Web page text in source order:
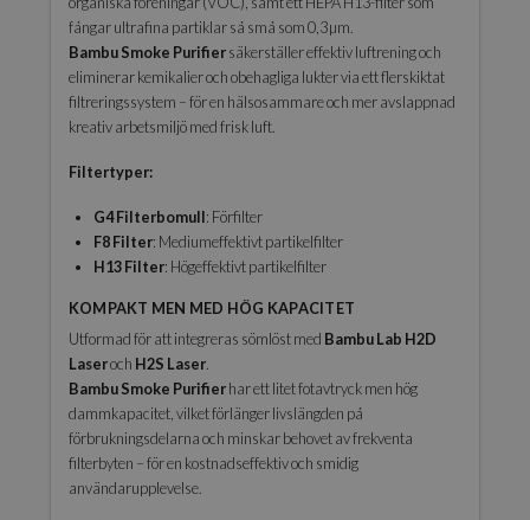
fångar ultrafina partiklar så små som 0,3 µm.
Bambu Smoke Purifiersäkerställer effektiv luftrening och
eliminerar kemikalier och obehagliga lukter via ett flerskiktat
filtreringssystem – för en hälsosammare och mer avslappnad
kreativ arbetsmiljö med frisk luft.
Filtertyper:
G4 Filterbomull: Förfilter
F8 Filter: Mediumeffektivt partikelfilter
H13 Filter: Högeffektivt partikelfilter
KOMPAKT MEN MED HÖG KAPACITET
Utformad för att integreras sömlöst med Bambu Lab H2D
Laseroch H2S Laser.
Bambu Smoke Purifierhar ett litet fotavtryck men hög
dammkapacitet, vilket förlänger livslängden på
förbrukningsdelarna och minskar behovet av frekventa
filterbyten – för en kostnadseffektiv och smidig
användarupplevelse.